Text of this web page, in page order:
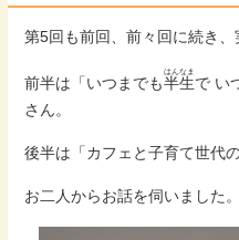
第5回も前回、前々回に続き
前半は「いつまでも半生
はんなま
で い
さん。
後半は「カフェと子育て世代
お二人からお話を伺いました。